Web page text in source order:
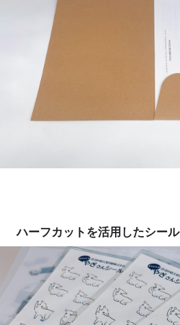
ハーフカットを活用したシール